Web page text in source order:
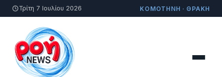
Τρίτη 7 Ιουλίου 2026 ΚΟΜΟΤΗΝΗ · ΘΡΑΚΗ